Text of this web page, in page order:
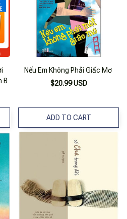
B
Nếu Em Không Phải Giấc Mơ
$20.99 USD
ADD TO CART